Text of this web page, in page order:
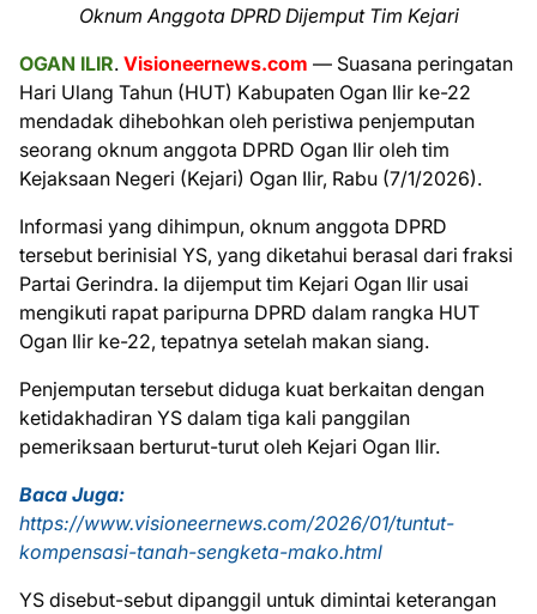
Oknum Anggota DPRD Dijemput Tim Kejari
OGAN ILIR. Visioneernews.com — Suasana peringatan
Hari Ulang Tahun (HUT) Kabupaten Ogan Ilir ke-22
mendadak dihebohkan oleh peristiwa penjemputan
seorang oknum anggota DPRD Ogan Ilir oleh tim
Kejaksaan Negeri (Kejari) Ogan Ilir, Rabu (7/1/2026).
Informasi yang dihimpun, oknum anggota DPRD
tersebut berinisial YS, yang diketahui berasal dari fraksi
Partai Gerindra. Ia dijemput tim Kejari Ogan Ilir usai
mengikuti rapat paripurna DPRD dalam rangka HUT
Ogan Ilir ke-22, tepatnya setelah makan siang.
Penjemputan tersebut diduga kuat berkaitan dengan
ketidakhadiran YS dalam tiga kali panggilan
pemeriksaan berturut-turut oleh Kejari Ogan Ilir.
Baca Juga:
https://www.visioneernews.com/2026/01/tuntut-
kompensasi-tanah-sengketa-mako.html
YS disebut-sebut dipanggil untuk dimintai keterangan